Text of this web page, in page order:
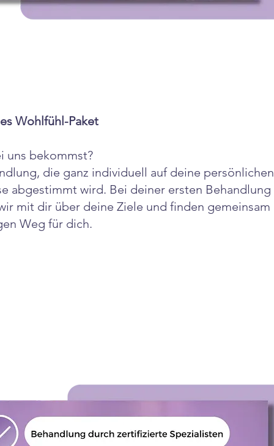
Wohlfühl-Paket
uns bekommst?
die ganz individuell auf deine persönlichen
abgestimmt wird. Bei deiner ersten Behandlung
mit dir über deine Ziele und finden gemeinsam
Weg für dich.